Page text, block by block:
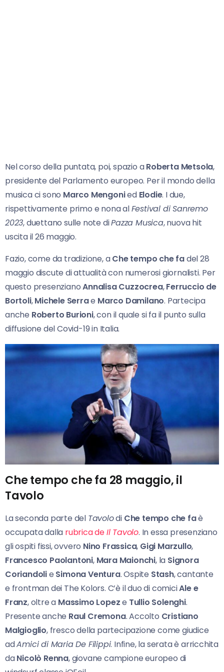
Nel corso della puntata, poi, spazio aRoberta Metsola,
presidente del Parlamento europeo. Per il mondo della
musica ci sono Marco Mengonied Elodie. I due,
rispettivamente primo e nona alFestival di Sanremo
2023, duettano sulle note diPazza Musica, nuova hit
uscita il 26 maggio.
Fazio, come da tradizione, aChe tempo che fadel 28
maggio discute di attualità con numerosi giornalisti. Per
questo presenzianoAnnalisa Cuzzocrea,Ferruccio de
Bortoli,Michele Serrae Marco Damilano. Partecipa
anche Roberto Burioni, con il quale si fa il punto sulla
diffusione del Covid-19 in Italia.
Che tempo che fa 28 maggio, il
Tavolo
La seconda parte del Tavolodi Che tempo che faè
occupata dalla rubrica deIl Tavolo. In essa presenziano
gli ospiti fissi, ovvero Nino Frassica, Gigi Marzullo,
Francesco Paolantoni, Mara Maionchi, la Signora
Coriandolie Simona Ventura. Ospite Stash, cantante
e frontman dei The Kolors. C’è il duo di comiciAle e
Franz, oltre a Massimo Lopeze Tullio Solenghi.
Presente anche Raul Cremona. Accolto Cristiano
Malgioglio, fresco della partecipazione come giudice
adAmici di Maria De Filippi. Infine, la serata è arricchita
daNicolò Renna, giovane campione europeo di